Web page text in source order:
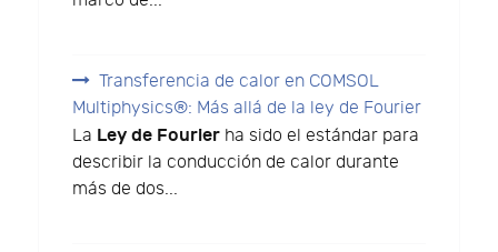
Transferencia de calor en COMSOL
Multiphysics®: Más allá de la ley de Fourier
La Ley de Fourier ha sido el estándar para
describir la conducción de calor durante
más de dos...